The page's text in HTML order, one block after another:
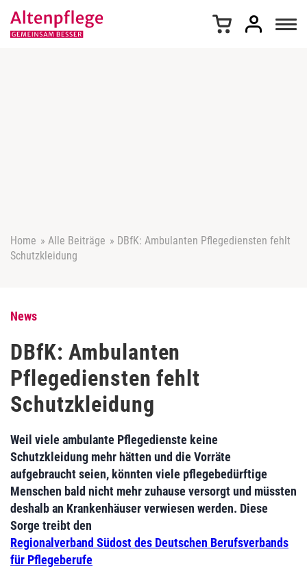
Home » Alle Beiträge » DBfK: Ambulanten Pflegediensten fehlt
Schutzkleidung
News
DBfK: Ambulanten
Pflegediensten fehlt
Schutzkleidung
Weil viele ambulante Pflegedienste keine
Schutzkleidung mehr hätten und die Vorräte
aufgebraucht seien, könnten viele pflegebedürftige
Menschen bald nicht mehr zuhause versorgt und müssten
deshalb an Krankenhäuser verwiesen werden. Diese
Sorge treibt den
Regionalverband Südost des Deutschen Berufsverbands
für Pflegeberufe